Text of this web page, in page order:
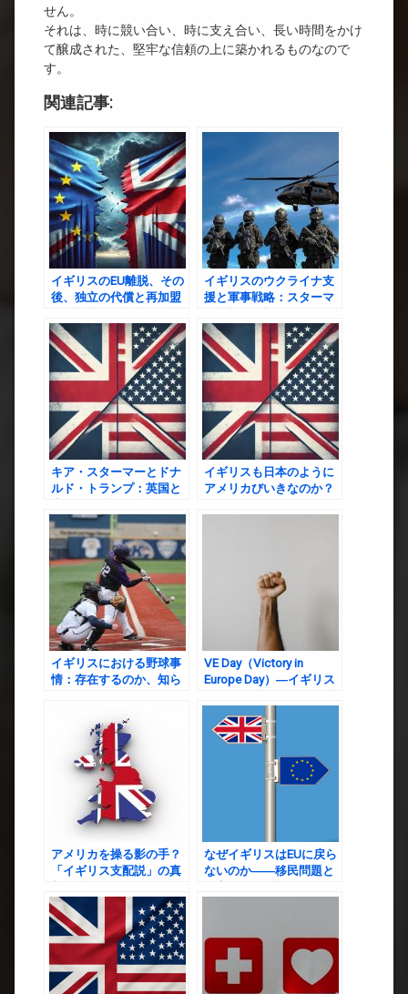
せん。
それは、時に競い合い、時に支え合い、長い時間をかけ
て醸成された、堅牢な信頼の上に築かれるものなので
す。
関連記事:
イギリスのEU離脱、その
後、独立の代償と再加盟
イギリスのウクライナ支
援と軍事戦略：スターマ
キア・スターマーとドナ
ルド・トランプ：英国と
イギリスも日本のように
アメリカびいきなのか？
イギリスにおける野球事
情：存在するのか、知ら
VE Day（Victory in
Europe Day）―イギリス
利の日」の歴史と意義
アメリカを操る影の手？
「イギリス支配説」の真
なぜイギリスはEUに戻ら
ないのか――移民問題と